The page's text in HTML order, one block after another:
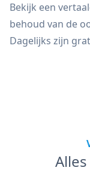
Bekijk een
behoud van de
Dagelijks zijn